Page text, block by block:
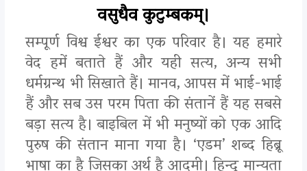
वसुधैव कुटुम्बकम्।
सम्पूर्ण विश्व ईश्वर का एक परिवार है। यह हमारे
वेद हमें बताते हैं और यही सत्य, अन्य सभी
धर्मग्रन्थ भी सिखाते हैं। मानव, आपस में भाई-भाई
हैं और सब उस परम पिता की संतानें हैं यह सबसे
बड़ा सत्य है। बाइबिल में भी मनुष्यों को एक आदि
पुरुष की संतान माना गया है। ‘एडम’ शब्द हिब्रू